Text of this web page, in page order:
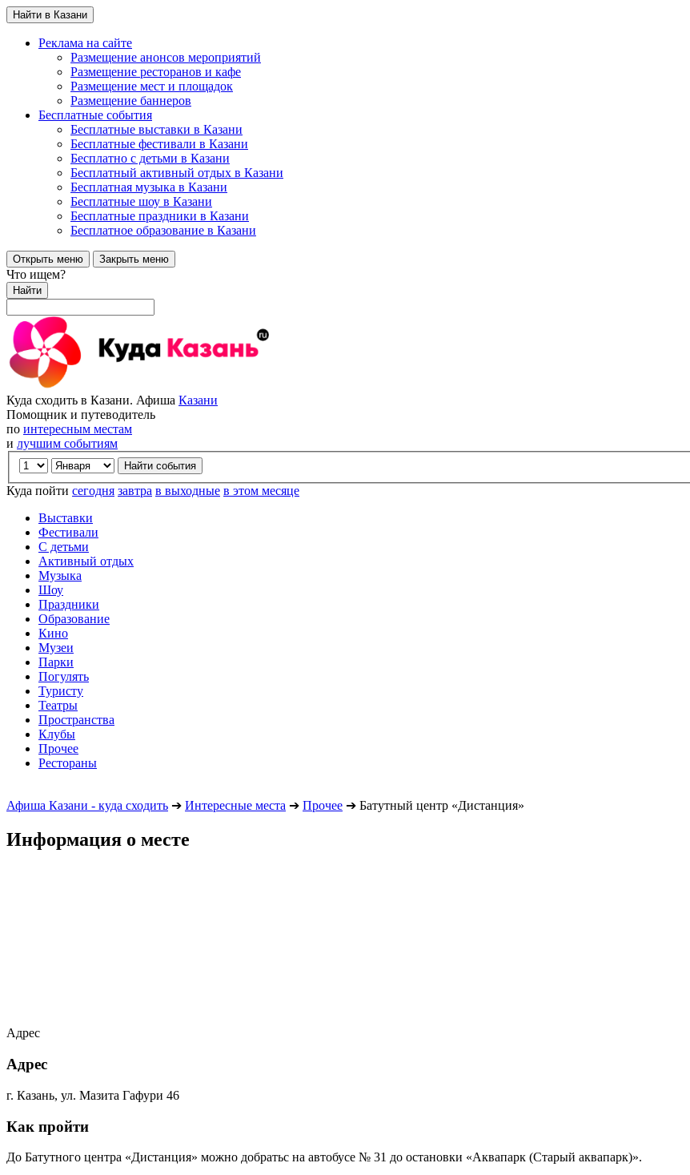
Найти в Казани
Реклама на сайте
Размещение анонсов мероприятий
Размещение ресторанов и кафе
Размещение мест и площадок
Размещение баннеров
Бесплатные события
Бесплатные выставки в Казани
Бесплатные фестивали в Казани
Бесплатно с детьми в Казани
Бесплатный активный отдых в Казани
Бесплатная музыка в Казани
Бесплатные шоу в Казани
Бесплатные праздники в Казани
Бесплатное образование в Казани
Открыть меню Закрыть меню
Что ищем?
Найти
Куда сходить в Казани. Афиша Казани
Помощник и путеводитель
по интересным местам
и лучшим событиям
Куда пойти сегодня завтра в выходные в этом месяце
Выставки
Фестивали
С детьми
Активный отдых
Музыка
Шоу
Праздники
Образование
Кино
Музеи
Парки
Погулять
Туристу
Театры
Пространства
Клубы
Прочее
Рестораны
Афиша Казани - куда сходить ➔ Интересные места ➔ Прочее ➔ Батутный центр «Дистанция»
Информация о месте
Адрес
Адрес
г. Казань, ул. Мазита Гафури 46
Как пройти
До Батутного центра «Дистанция» можно добратьс на автобусе № 31 до остановки «Аквапарк (Старый аквапарк)».